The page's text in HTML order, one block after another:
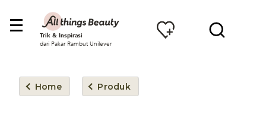
Trik & Inspirasi
dari Pakar Rambut Unilever
Home Produk